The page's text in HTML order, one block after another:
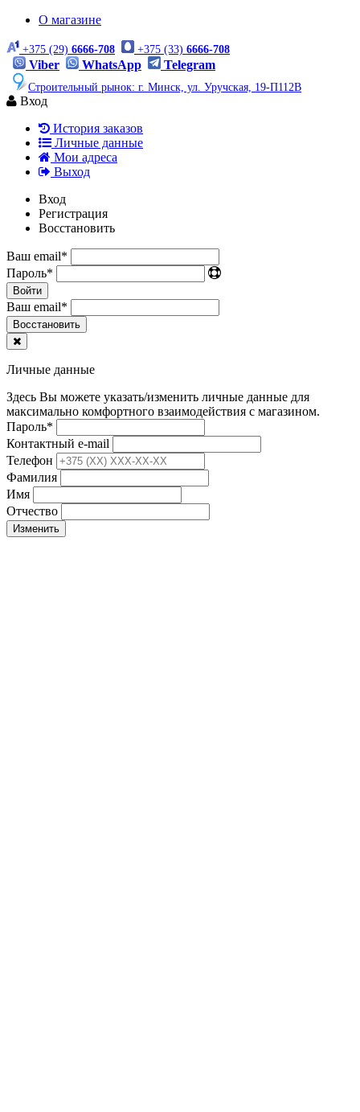
О магазине
+375 (29) 6666-708 +375 (33) 6666-708
Viber WhatsApp Telegram
Строительный рынок: г. Минск, ул. Уручская, 19-П112В
Вход
История заказов
Личные данные
Мои адреса
Выход
Вход
Регистрация
Восстановить
Ваш email*
Пароль*
Войти
Ваш email*
Воcстановить
Личные данные
Здесь Вы можете указать/изменить личные данные для
максимально комфортного взаимодействия с магазином.
Пароль*
Контактный e-mail
Телефон
Фамилия
Имя
Отчество
Изменить